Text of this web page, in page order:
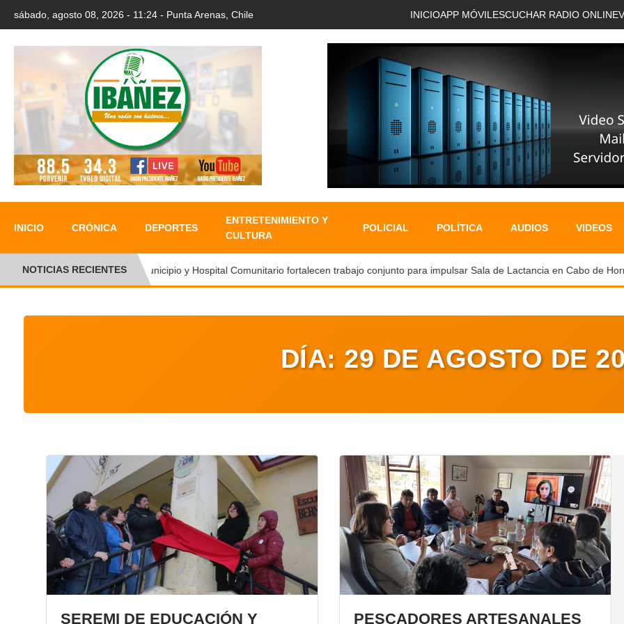
sábado, agosto 08, 2026 - 11:24 - Punta Arenas, Chile INICIOAPP MÓVIL ESCUCHAR RADIO ONLINE
INICIO CRÓNICA DEPORTES
ENTRETENIMIENTO Y
CULTURA
POLICIAL POLÍTICA AUDIOS VIDEOS
NOTICIAS RECIENTESMunicipio y Hospital Comunitario fortalecen trabajo conjunto para impulsar Sala de Lactancia en Cabo de Hornos
DÍA: 29 DE AGOSTO DE
SEREMI DE EDUCACIÓN Y PESCADORES ARTESANALES